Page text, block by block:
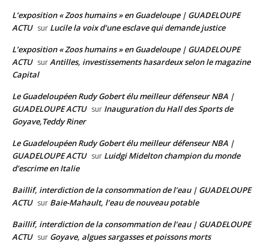
L’exposition « Zoos humains » en Guadeloupe | GUADELOUPE
ACTU sur Lucile la voix d’une esclave qui demande justice
L’exposition « Zoos humains » en Guadeloupe | GUADELOUPE
ACTU surAntilles, investissements hasardeux selon le magazine
Capital
Le Guadeloupéen Rudy Gobert élu meilleur défenseur NBA |
GUADELOUPE ACTU sur Inauguration du Hall des Sports de
Goyave,Teddy Riner
Le Guadeloupéen Rudy Gobert élu meilleur défenseur NBA |
GUADELOUPE ACTU sur Luidgi Midelton champion du monde
d’escrime en Italie
Baillif, interdiction de la consommation de l’eau | GUADELOUPE
ACTU sur Baie-Mahault, l’eau de nouveau potable
Baillif, interdiction de la consommation de l’eau | GUADELOUPE
ACTU sur Goyave, algues sargasses et poissons morts